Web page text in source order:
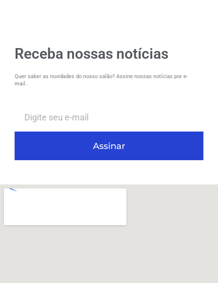
Receba nossas notícias
Quer saber as novidades do nosso salão? Assine nossas notícias por e-
mail.
Assinar